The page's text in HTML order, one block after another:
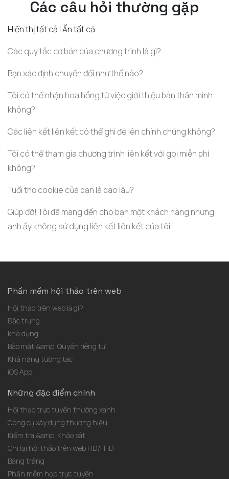
Các câu hỏi thường gặp
Hiển thị tất cả |Ẩn tất cả
Các quy tắc cơ bản của chương trình là gì?
Bạn xác định chuyển đổi như thế nào?
Tôi có thể nhận hoa hồng từ việc giới thiệu bản thân mình
không?
Các liên kết liên kết có thể ghi đè lên chính chúng không?
Tôi có thể tham gia chương trình liên kết với gói miễn phí
không?
Tuổi thọ cookie của bạn là bao lâu?
Giúp đỡ! Tôi đã mang đến cho bạn một khách hàng nhưng
anh ấy không sử dụng liên kết liên kết của tôi.
Phần mềm hội thảo trên web
Hội thảo trên web là gì?
Đặc trưng
khả dụng
Bảo mật &amp; Quyền riêng tư
Khả năng tương tác
iOS App
Những đặc điểm chính
Hội thảo trực tuyến thường xanh
Công cụ xây dựng thương hiệu
Kiểm tra &amp; Khảo sát
Ghi lại hội thảo trên web HD/FHD
Bảng trắng
Phần mềm họp trực tuyến